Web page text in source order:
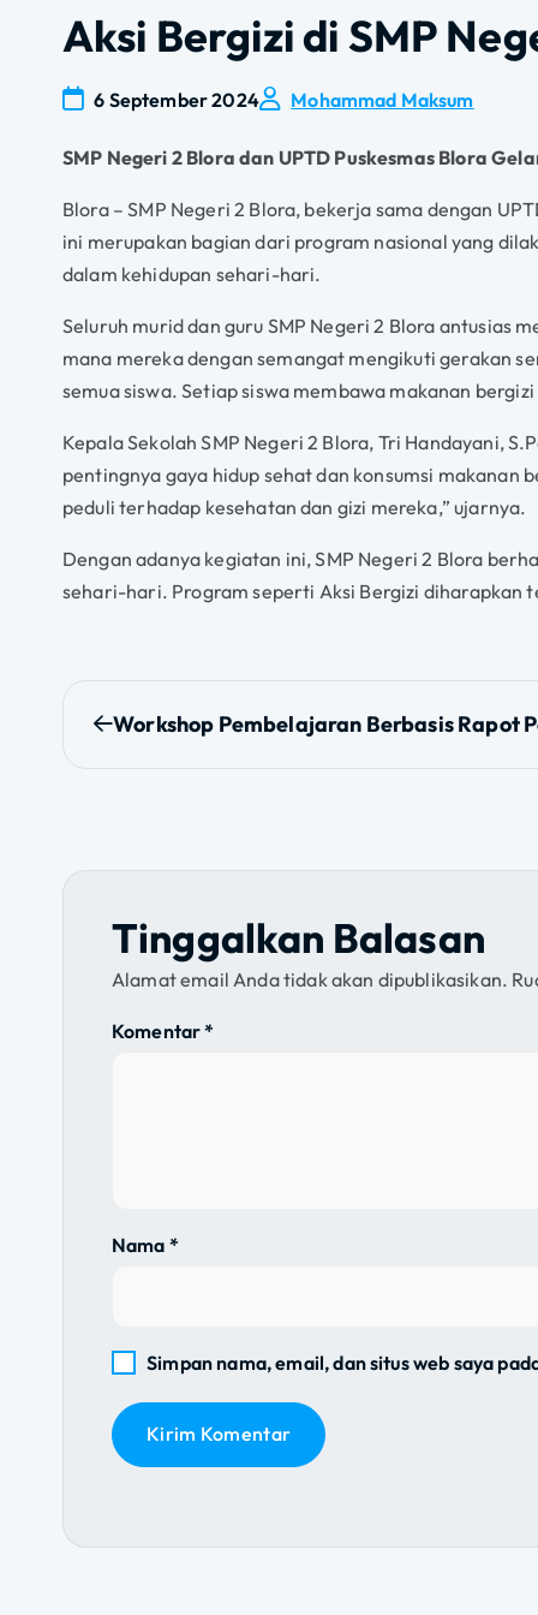
Aksi Bergizi di SMP
6 September 2024 Mohammad Maksum
SMP Negeri 2 Blora dan UPTD Puskesmas Blora
Blora – SMP Negeri 2 Blora, bekerja sama dengan
ini merupakan bagian dari program nasional yang
dalam kehidupan sehari-hari.
Seluruh murid dan guru SMP Negeri 2 Blora antusias
mana mereka dengan semangat mengikuti gerakan
semua siswa. Setiap siswa membawa makanan
Kepala Sekolah SMP Negeri 2 Blora, Tri Handayani,
pentingnya gaya hidup sehat dan konsumsi makanan
peduli terhadap kesehatan dan gizi mereka,” ujarnya.
Dengan adanya kegiatan ini, SMP Negeri 2 Blora
sehari-hari. Program seperti Aksi Bergizi diharapkan
N
i
Workshop Pembelajaran Berbasis Rapot
Tinggalkan Balasan
Alamat email Anda tidak akan dipublikasikan.
Komentar*
Nama *
Simpan nama, email, dan situs web saya